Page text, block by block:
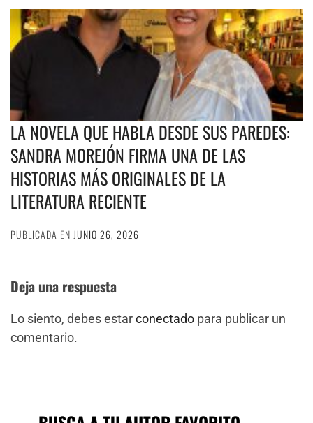
LA NOVELA QUE HABLA DESDE SUS PAREDES:
SANDRA MOREJÓN FIRMA UNA DE LAS
HISTORIAS MÁS ORIGINALES DE LA
LITERATURA RECIENTE
PUBLICADA EN JUNIO 26, 2026
Deja una respuesta
Lo siento, debes estarconectado para publicar un
comentario.